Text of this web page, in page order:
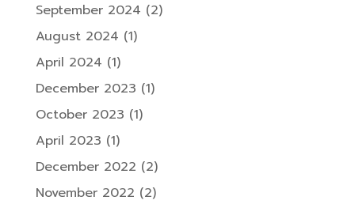
September 2024 (2)
August 2024 (1)
April 2024 (1)
December 2023 (1)
October 2023 (1)
April 2023 (1)
December 2022 (2)
November 2022 (2)